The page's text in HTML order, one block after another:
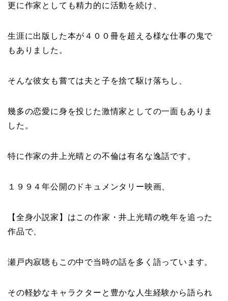
更に作家としても精力的に活動を続け、
生涯に出版した本が４００冊を超える様な仕事の鬼で
もありました。
そんな彼女も嘗ては夫と子を捨て駆け落ちし、
幾多の恋愛に身を投じた激情家としての一面もありま
した。
特に作家の井上光晴との不倫は有名な逸話です。
１９９４年公開のドキュメンタリー映画、
【全身小説家】はこの作家・井上光晴の晩年を追った
作品で、
瀬戸内寂聴もこの中で当時の話を多く語っています。
その軽妙なキャラクターと豊かな人生経験から語られ